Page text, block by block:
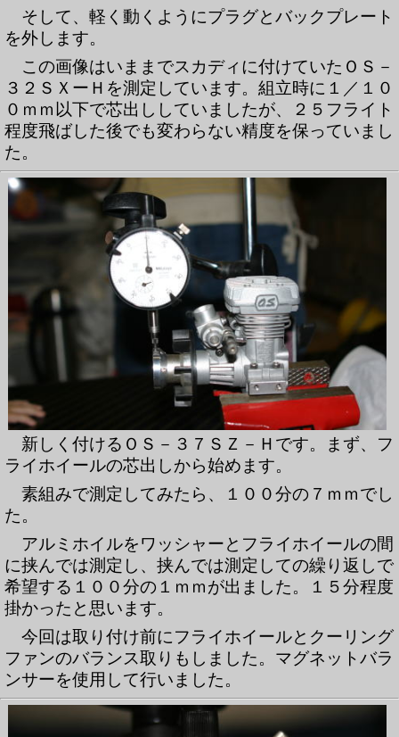
そして、軽く動くようにプラグとバックプレート
を外します。
この画像はいままでスカディに付けていたＯＳ－
３２ＳＸーＨを測定しています。組立時に１／１０
０ｍｍ以下で芯出ししていましたが、２５フライト
程度飛ばした後でも変わらない精度を保っていまし
た。
新しく付けるＯＳ－３７ＳＺ－Ｈです。まず、フ
ライホイールの芯出しから始めます。
素組みで測定してみたら、１００分の７ｍｍでし
た。
アルミホイルをワッシャーとフライホイールの間
に挟んでは測定し、挟んでは測定しての繰り返しで
希望する１００分の１ｍｍが出ました。１５分程度
掛かったと思います。
今回は取り付け前にフライホイールとクーリング
ファンのバランス取りもしました。マグネットバラ
ンサーを使用して行いました。